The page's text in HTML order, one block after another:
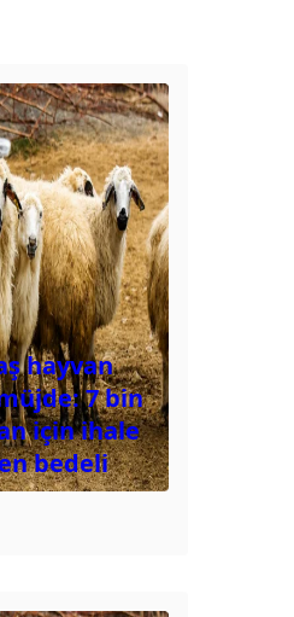
hayvan
7 bin
için ihale
bedeli